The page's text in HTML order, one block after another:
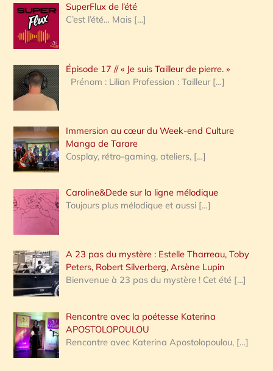
e
r
c
h
e
:
SuperFlux de l’été
C’est l’été… Mais […]
Épisode 17 // « Je suis Tailleur de pierre. »
Prénom : Lilian Profession : Tailleur […]
Immersion au cœur du Week-end Culture
Manga de Tarare
Cosplay, rétro-gaming, ateliers, […]
Caroline&Dede sur la ligne mélodique
Toujours plus mélodique et aussi […]
A 23 pas du mystère : Estelle Tharreau, Toby
Peters, Robert Silverberg, Arsène Lupin
Bienvenue à 23 pas du mystère ! Cet été […]
Rencontre avec la poétesse Katerina
APOSTOLOPOULOU
Rencontre avec Katerina Apostolopoulou, […]